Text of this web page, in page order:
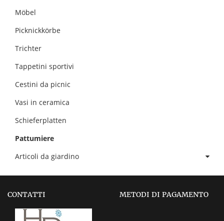
Möbel
Picknickkörbe
Trichter
Tappetini sportivi
Cestini da picnic
Vasi in ceramica
Schieferplatten
Pattumiere
Articoli da giardino
CONTATTI METODI DI PAGAMENTO